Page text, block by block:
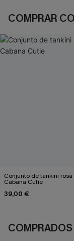
COMPRAR
Conjunto de tankini rosa
Cabana Cutie
39,00 €